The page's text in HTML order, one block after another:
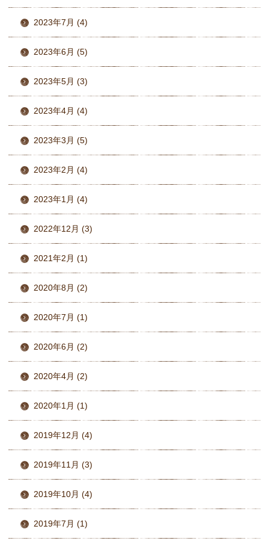
2023年7月 (4)
2023年6月 (5)
2023年5月 (3)
2023年4月 (4)
2023年3月 (5)
2023年2月 (4)
2023年1月 (4)
2022年12月 (3)
2021年2月 (1)
2020年8月 (2)
2020年7月 (1)
2020年6月 (2)
2020年4月 (2)
2020年1月 (1)
2019年12月 (4)
2019年11月 (3)
2019年10月 (4)
2019年7月 (1)